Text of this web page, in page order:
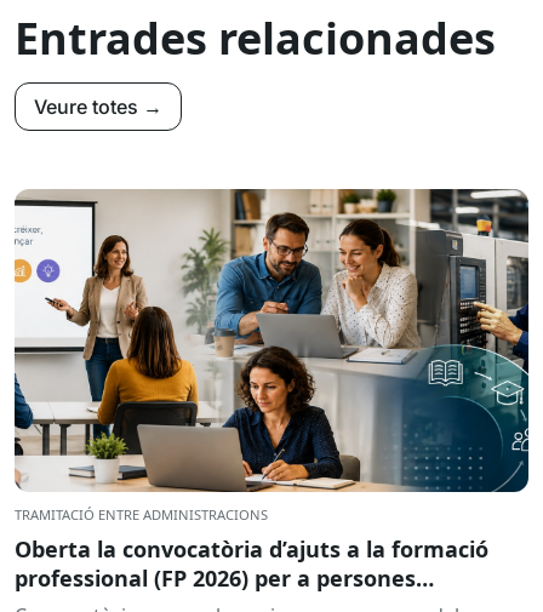
Entrades relacionades
Veure totes →
TRAMITACIÓ ENTRE ADMINISTRACIONS
Oberta la convocatòria d’ajuts a la formació
professional (FP 2026) per a persones